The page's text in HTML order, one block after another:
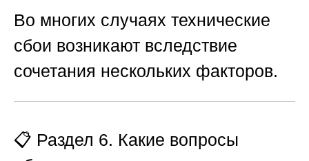
Во многих случаях технические
сбои возникают вследствие
сочетания нескольких факторов.
📋 Раздел 6. Какие вопросы